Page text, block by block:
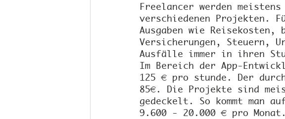
Freelancer werden
verschiedenen Projekten.
Ausgaben wie
Versicherungen, Steuern,
Ausfälle immer in ihren
Im Bereich der App-
125 € pro stunde. Der
85€. Die Projekte sind
gedeckelt. So kommt man
9.600 - 20.000 € pro Monat.